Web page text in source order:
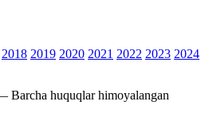
2018 2019 2020 2021 2022 2023 2024
Barcha huquqlar himoyalangan